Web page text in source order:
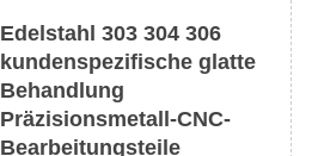
Edelstahl 303 304 306
kundenspezifische glatte
Behandlung
Präzisionsmetall-CNC-
Bearbeitungsteile